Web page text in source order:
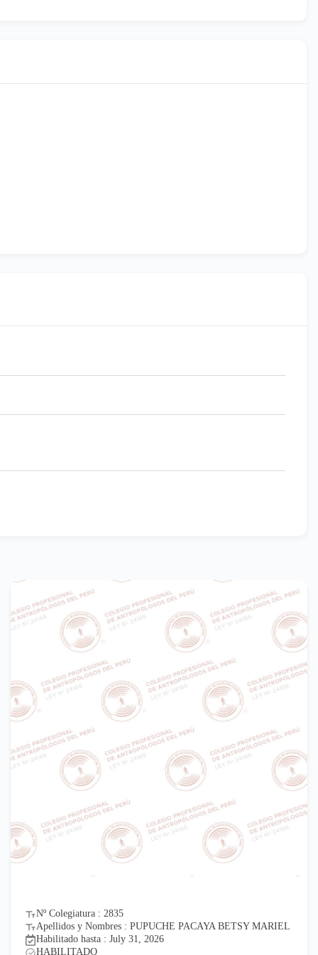
Nº Colegiatura : 2835
Apellidos y Nombres : PUPUCHE PACAYA BETSY MARIEL
Habilitado hasta : July 31, 2026
HABILITADO